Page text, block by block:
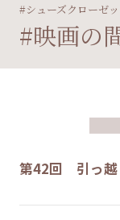
シューズクローゼ
映画の
第42回 引っ越